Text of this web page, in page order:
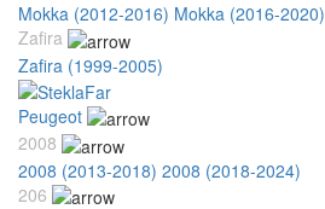
Mokka (2012-2016) Mokka (2016-2020)
Zafira
Zafira (1999-2005)
Peugeot
2008
2008 (2013-2018) 2008 (2018-2024)
206